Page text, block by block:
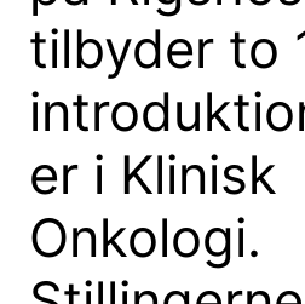
tilbyder to
er i Klinisk
Onkologi.